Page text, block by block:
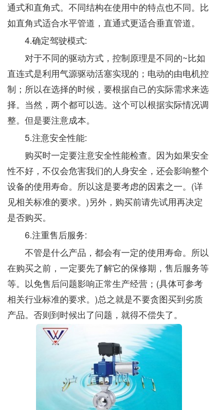
通式和直角式。不同结构在使用中的特点也不同。比
如直角式适合水平管道，直通式更适合垂直管道。
4.确定驾驶模式:
对于不同的驱动方式，控制原理是不同的~比如
直连式是利用气源驱动活塞实现的；电动的由电机控
制；所以在选择的时候，要根据自己的实际需求来选
择。当然，两个都可以选。这个可以根据实际情况调
整。但是要注意成本。
5.注意安全性能:
购买时一定要注意安全性能检查。因为如果安全
性不好，不仅会危害我们的人身安全，还会影响整个
设备的使用寿命。所以这是要考虑的因素之一。(详
见相关标准的要求。)另外，购买前请先试用再决定
是否购买。
6.注重售后服务:
不管是什么产品，都会有一定的使用寿命。所以
在购买之前，一定要先了解它的保修期，售后服务等
等。以免售后问题影响正常生产经营；(具体可参考
相关行业标准的要求。)总之就是不要贪图买到劣质
产品。否则到时候出了问题，就得不偿失了。